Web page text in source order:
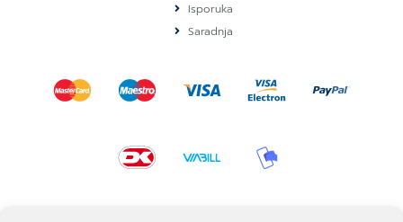
Isporuka
Saradnja